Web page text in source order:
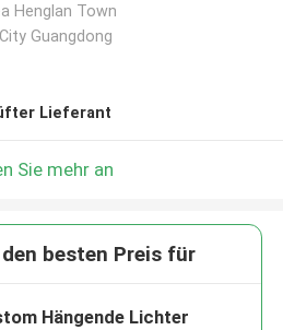
Henglan Town
Guangdong
Lieferant
Sie mehr an
besten Preis für
Hängende Lichter